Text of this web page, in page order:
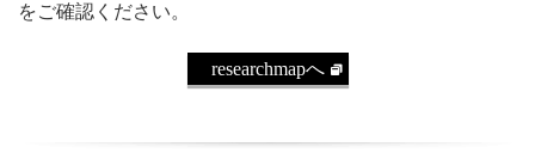
をご確認ください。
researchmapへ